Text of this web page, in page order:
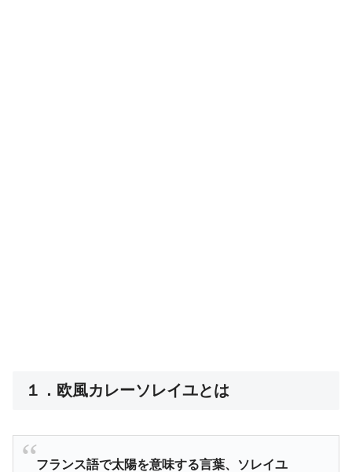
１．欧風カレーソレイユとは
フランス語で太陽を意味する言葉、ソレイユ